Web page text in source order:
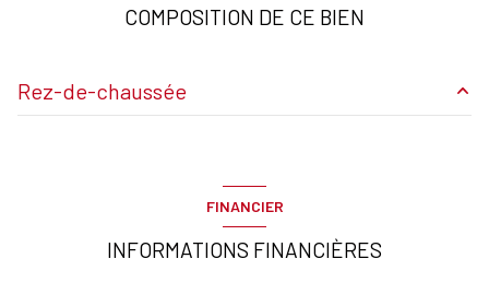
2ème étageCOMPOSITION DE CE BIEN
Rez-de-chaussée
FINANCIER
INFORMATIONS FINANCIÈRES